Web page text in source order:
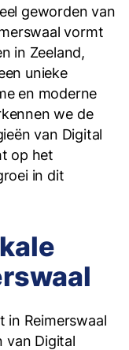
geworden van
vormt
in Zeeland,
unieke
en moderne
we de
van Digital
op het
in dit
in Reimerswaal
van Digital